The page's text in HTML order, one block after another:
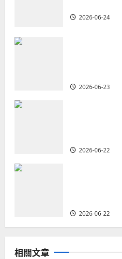
t
n
2026-06-24
2026-06-23
2026-06-22
2026-06-22
相關文章